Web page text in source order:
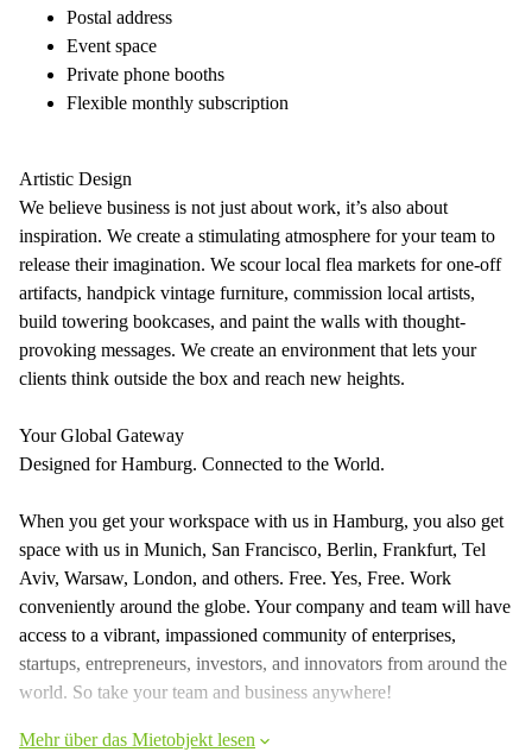
Postal address
Event space
Private phone booths
Flexible monthly subscription
Artistic Design
We believe business is not just about work, it’s also about
inspiration. We create a stimulating atmosphere for your team to
release their imagination. We scour local flea markets for one-off
artifacts, handpick vintage furniture, commission local artists,
build towering bookcases, and paint the walls with thought-
provoking messages. We create an environment that lets your
clients think outside the box and reach new heights.
Your Global Gateway
Designed for Hamburg. Connected to the World.
When you get your workspace with us in Hamburg, you also get
space with us in Munich, San Francisco, Berlin, Frankfurt, Tel
Aviv, Warsaw, London, and others. Free. Yes, Free. Work
conveniently around the globe. Your company and team will have
access to a vibrant, impassioned community of enterprises,
startups, entrepreneurs, investors, and innovators from around the
world. So take your team and business anywhere!
Mehr über das Mietobjekt lesen